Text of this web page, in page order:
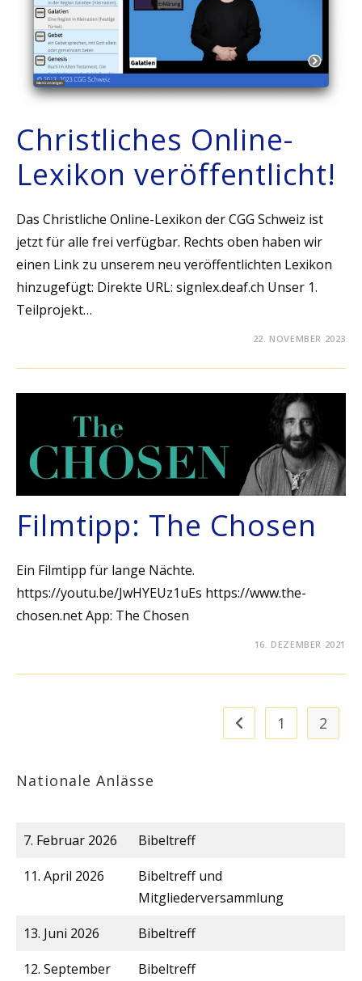
Christliches Online-
Lexikon veröffentlicht!
Das Christliche Online-Lexikon der CGG Schweiz ist
jetzt für alle frei verfügbar. Rechts oben haben wir
einen Link zu unserem neu veröffentlichten Lexikon
hinzugefügt: Direkte URL: signlex.deaf.ch Unser 1.
Teilprojekt…
22. NOVEMBER 2023
Filmtipp: The Chosen
Ein Filmtipp für lange Nächte.
https://youtu.be/JwHYEUz1uEs https://www.the-
chosen.net App: The Chosen
16. DEZEMBER 2021
Zur vorherigen Seite
1 2
Nationale Anlässe
7. Februar 2026
Bibeltreff
11. April 2026
Bibeltreff und
Mitgliederversammlung
13. Juni 2026
Bibeltreff
12. September
Bibeltreff